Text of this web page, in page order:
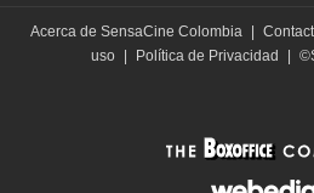
Acerca de SensaCine Colombia |
uso | Política de Privacidad |